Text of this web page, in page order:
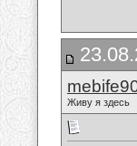
Живу я здесь